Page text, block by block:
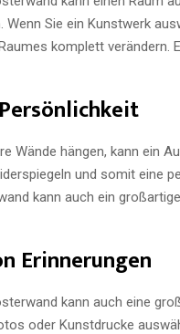
Wenn Sie ein Kunstwerk
komplett verändern.
Wände hängen, kann ein
und somit eine
kann auch ein
Erinnerungen
kann auch eine
oder Kunstdrucke